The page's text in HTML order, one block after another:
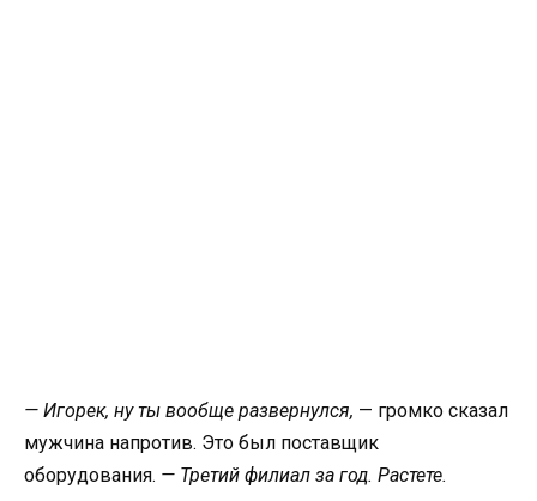
— Игорек, ну ты вообще развернулся, — громко сказал
мужчина напротив. Это был поставщик
оборудования. — Третий филиал за год. Растете.